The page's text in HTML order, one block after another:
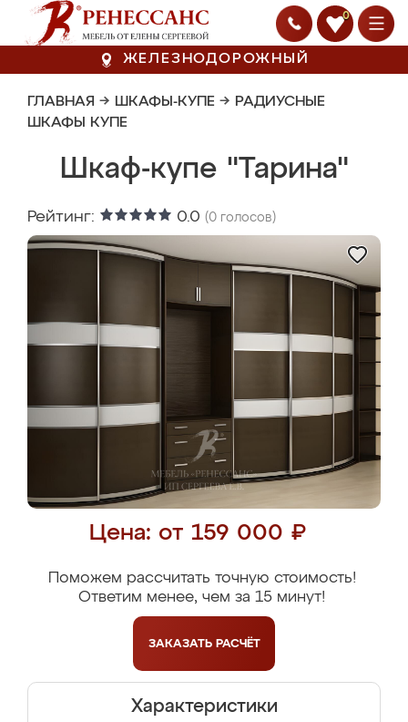
0
ЖЕЛЕЗНОДОРОЖНЫЙ
ГЛАВНАЯ → ШКАФЫ-КУПЕ → РАДИУСНЫЕ
ШКАФЫ КУПЕ
Шкаф-купе "Тарина"
Рейтинг: 0.0 (0 голосов)
Цена: от 159 000 ₽
Поможем рассчитать точную стоимость!
Ответим менее, чем за 15 минут!
ЗАКАЗАТЬ РАСЧЁТ
Характеристики